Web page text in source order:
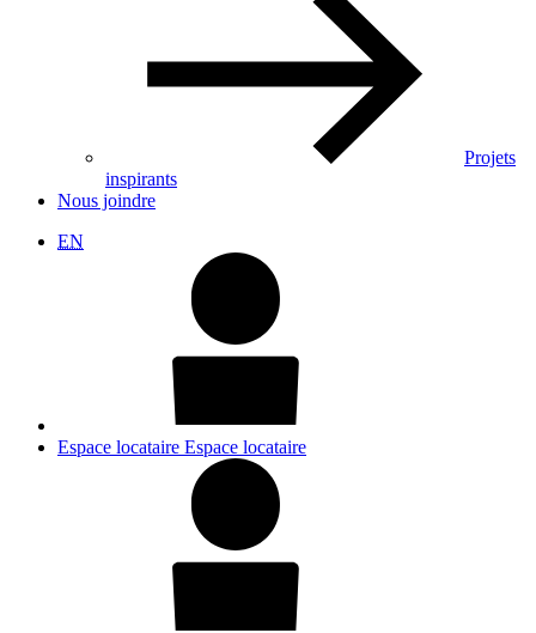
Projets
inspirants
Nous joindre
EN
Espace locataire Espace locataire